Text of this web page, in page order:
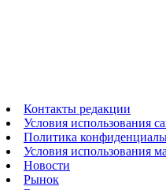
Контакты редакции
Условия использования
Политика
Условия использования
Новости
Рынок